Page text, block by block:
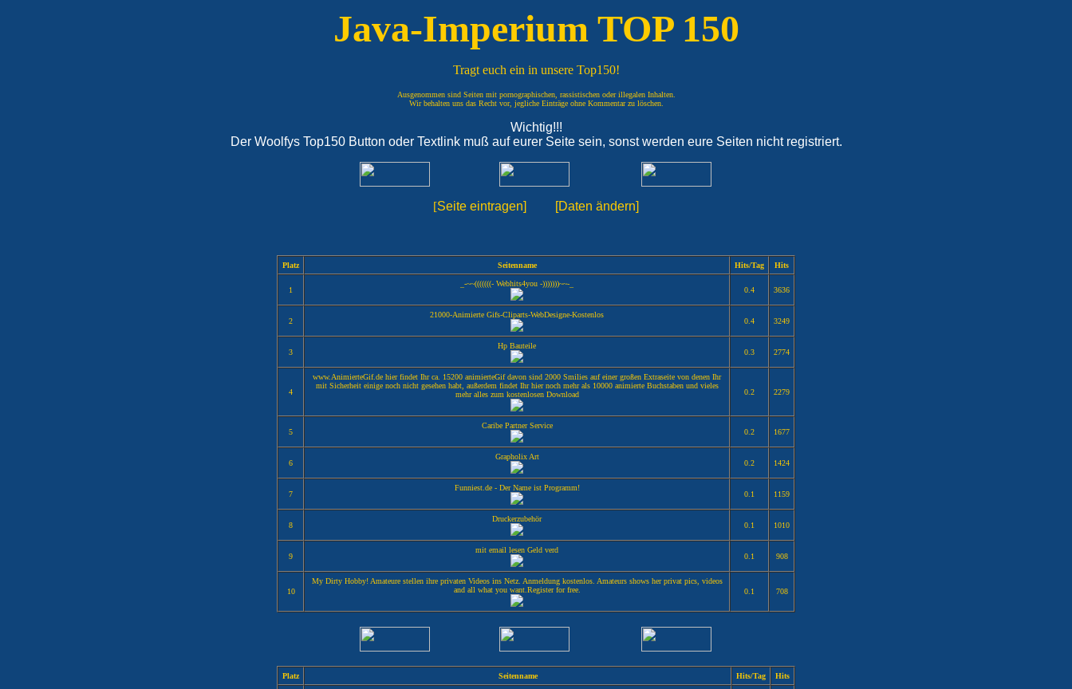
Java-Imperium TOP 150
Tragt euch ein in unsere Top150!
Ausgenommen sind Seiten mit pornographischen, rassistischen oder illegalen Inhalten.
Wir behalten uns das Recht vor, jegliche Einträge ohne Kommentar zu löschen.
Wichtig!!!
Der Woolfys Top150 Button oder Textlink muß auf eurer Seite sein, sonst werden eure Seiten nicht registriert.
[Seite eintragen] [Daten ändern]
Platz Seitenname Hits/Tag Hits
1
_-~~(((((((- Webhits4you -)))))))~~-_
0.4 3636
2
21000-Animierte Gifs-Cliparts-WebDesigne-Kostenlos
0.4 3249
3
Hp Bauteile
0.3 2774
4
www.AnimierteGif.de hier findet Ihr ca. 15200 animierteGif davon sind 2000 Smilies auf einer großen Extraseite von denen Ihr
mit Sicherheit einige noch nicht gesehen habt, außerdem findet Ihr hier noch mehr als 10000 animierte Buchstaben und vieles
mehr alles zum kostenlosen Download
0.2 2279
5
Caribe Partner Service
0.2 1677
6
Grapholix Art
0.2 1424
7
Funniest.de - Der Name ist Programm!
0.1 1159
8
Druckerzubehör
0.1 1010
9
mit email lesen Geld verd
0.1 908
10
My Dirty Hobby! Amateure stellen ihre privaten Videos ins Netz. Anmeldung kostenlos. Amateurs shows her privat pics, videos
and all what you want.Register for free.
0.1 708
Platz Seitenname Hits/Tag Hits